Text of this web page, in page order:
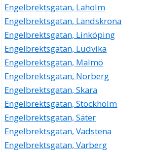
Engelbrektsgatan, Laholm
Engelbrektsgatan, Landskrona
Engelbrektsgatan, Linköping
Engelbrektsgatan, Ludvika
Engelbrektsgatan, Malmö
Engelbrektsgatan, Norberg
Engelbrektsgatan, Skara
Engelbrektsgatan, Stockholm
Engelbrektsgatan, Säter
Engelbrektsgatan, Vadstena
Engelbrektsgatan, Varberg